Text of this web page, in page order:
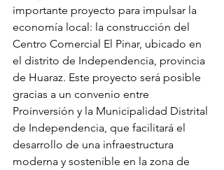
importante proyecto para impulsar la
economía local: la construcción del
Centro Comercial El Pinar, ubicado en
el distrito de Independencia, provincia
de Huaraz. Este proyecto será posible
gracias a un convenio entre
Proinversión y la Municipalidad Distrital
de Independencia, que facilitará el
desarrollo de una infraestructura
moderna y sostenible en la zona de